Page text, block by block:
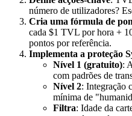
número de utilizadores?
Cria uma fórmula de
cada $1 TVL por hora +
pontos por referência.
Implementa a proteção
Nível 1 (gratuito):
com padrões de
Nível 2: Integração
mínima de
Filtra: Idade da